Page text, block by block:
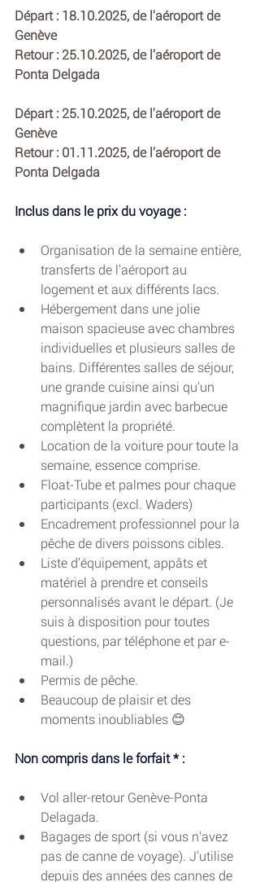
Départ : 18.10.2025, de l'aéroport de
Genève
Retour : 25.10.2025, de l’aéroport de
Ponta Delgada
Départ : 25.10.2025, de l'aéroport de
Genève
Retour : 01.11.2025, de l’aéroport de
Ponta Delgada
Inclus dans le prix du voyage :
Organisation de la semaine entière,
transferts de l'aéroport au
logement et aux différents lacs.
Hébergement dans une jolie
maison spacieuse avec chambres
individuelles et plusieurs salles de
bains. Différentes salles de séjour,
une grande cuisine ainsi qu'un
magnifique jardin avec barbecue
complètent la propriété.
Location de la voiture pour toute la
semaine, essence comprise.
Float-Tube et palmes pour chaque
participants (excl. Waders)
Encadrement professionnel pour la
pêche de divers poissons cibles.
Liste d’équipement, appâts et
matériel à prendre et conseils
personnalisés avant le départ. (Je
suis à disposition pour toutes
questions, par téléphone et par e-
mail.)
Permis de pêche.
Beaucoup de plaisir et des
moments inoubliables 😊
Non compris dans le forfait * :
Vol aller-retour Genève-Ponta
Delagada.
Bagages de sport (si vous n'avez
pas de canne de voyage). J'utilise
depuis des années des cannes de